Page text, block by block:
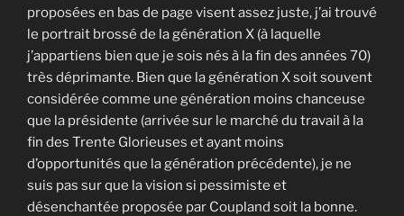
proposées en bas de page visent assez juste, j’ai trouvé
le portrait brossé de la génération X (à laquelle
j’appartiens bien que je sois nés à la fin des années 70)
très déprimante. Bien que la génération X soit souvent
considérée comme une génération moins chanceuse
que la présidente (arrivée sur le marché du travail à la
fin des Trente Glorieuses et ayant moins
d’opportunités que la génération précédente), je ne
suis pas sur que la vision si pessimiste et
désenchantée proposée par Coupland soit la bonne.